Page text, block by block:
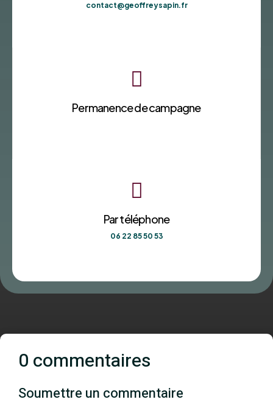
contact@geoffreysapin.fr

Permanence de campagne

Par téléphone
06 22 85 50 53
0 commentaires
Soumettre un commentaire